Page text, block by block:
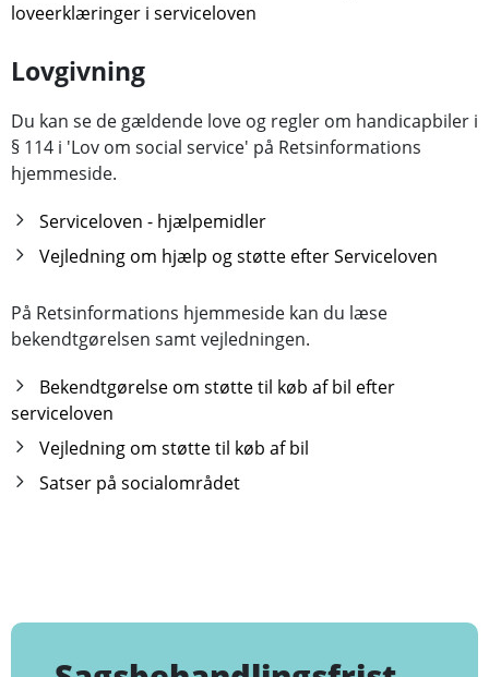
loveerklæringer i serviceloven
Lovgivning
Du kan se de gældende love og regler om handicapbiler i
§ 114 i 'Lov om social service' på Retsinformations
hjemmeside.
Serviceloven - hjælpemidler
Vejledning om hjælp og støtte efter Serviceloven
På Retsinformations hjemmeside kan du læse
bekendtgørelsen samt vejledningen.
Bekendtgørelse om støtte til køb af bil efter
serviceloven
Vejledning om støtte til køb af bil
Satser på socialområdet